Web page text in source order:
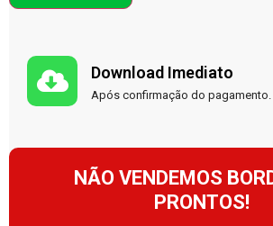
Download Imediato
Após confirmação do pagamento.
NÃO VENDEMOS
PRONTOS!